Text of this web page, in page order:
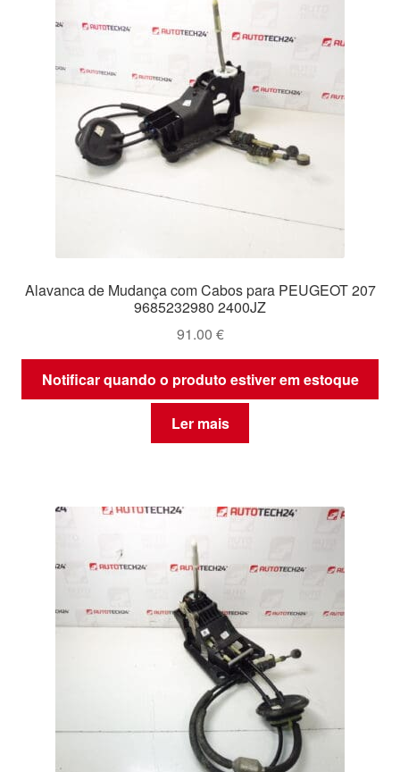
Alavanca de Mudança com Cabos para PEUGEOT 207
9685232980 2400JZ
91.00 €
Notificar quando o produto estiver em estoque
Ler mais